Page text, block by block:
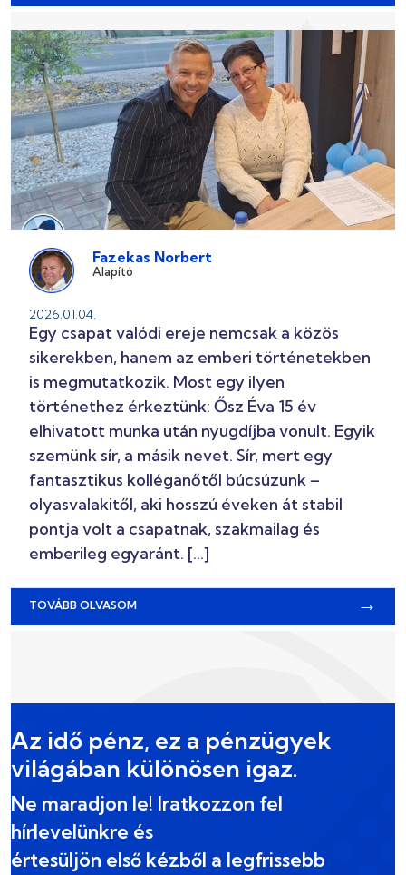
Fazekas Norbert
Alapító
2026.01.04.
Egy csapat valódi ereje nemcsak a közös
sikerekben, hanem az emberi történetekben
is megmutatkozik. Most egy ilyen
történethez érkeztünk: Ősz Éva 15 év
elhivatott munka után nyugdíjba vonult. Egyik
szemünk sír, a másik nevet. Sír, mert egy
fantasztikus kolléganőtől búcsúzunk –
olyasvalakitől, aki hosszú éveken át stabil
pontja volt a csapatnak, szakmailag és
emberileg egyaránt. […]
TOVÁBB OLVASOM →
Az idő pénz, ez a pénzügyek
világában különösen igaz.
Ne maradjon le! Iratkozzon fel
hírlevelünkre és
értesüljön első kézből a legfrissebb